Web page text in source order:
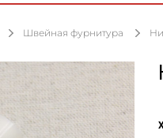
Швейная фурнитура